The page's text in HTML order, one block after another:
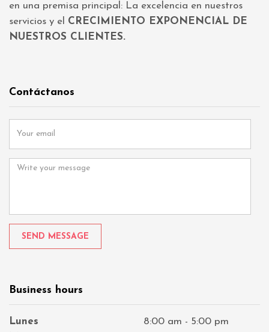
en una premisa principal: La excelencia en nuestros
servicios y el CRECIMIENTO EXPONENCIAL DE
NUESTROS CLIENTES.
Contáctanos
u
a
M
s
g
Business hours
Lunes 8:00 am - 5:00 pm